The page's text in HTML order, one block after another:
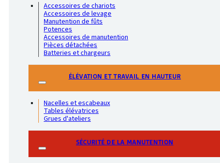
Accessoires de chariots
Accessoires de levage
Manutention de fûts
Potences
Accessoires de manutention
Pièces détachées
Batteries et chargeurs
ÉLÉVATION ET TRAVAIL EN HAUTEUR
Nacelles et escabeaux
Tables élévatrices
Grues d'ateliers
SÉCURITÉ DE LA MANUTENTION